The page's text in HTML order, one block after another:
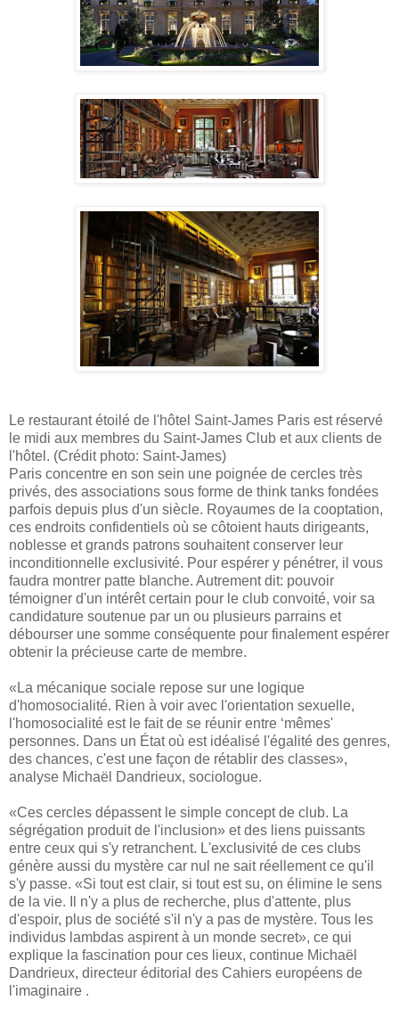
Le restaurant étoilé de l'hôtel Saint-James Paris est réservé
le midi aux membres du Saint-James Club et aux clients de
l'hôtel. (Crédit photo: Saint-James)
Paris concentre en son sein une poignée de cercles très
privés, des associations sous forme de think tanks fondées
parfois depuis plus d'un siècle. Royaumes de la cooptation,
ces endroits confidentiels où se côtoient hauts dirigeants,
noblesse et grands patrons souhaitent conserver leur
inconditionnelle exclusivité. Pour espérer y pénétrer, il vous
faudra montrer patte blanche. Autrement dit: pouvoir
témoigner d'un intérêt certain pour le club convoité, voir sa
candidature soutenue par un ou plusieurs parrains et
débourser une somme conséquente pour finalement espérer
obtenir la précieuse carte de membre.
«La mécanique sociale repose sur une logique
d'homosocialité. Rien à voir avec l'orientation sexuelle,
l'homosocialité est le fait de se réunir entre ‘mêmes'
personnes. Dans un État où est idéalisé l'égalité des genres,
des chances, c'est une façon de rétablir des classes»,
analyse Michaël Dandrieux, sociologue.
«Ces cercles dépassent le simple concept de club. La
ségrégation produit de l'inclusion» et des liens puissants
entre ceux qui s'y retranchent. L'exclusivité de ces clubs
génère aussi du mystère car nul ne sait réellement ce qu'il
s'y passe. «Si tout est clair, si tout est su, on élimine le sens
de la vie. Il n'y a plus de recherche, plus d'attente, plus
d'espoir, plus de société s'il n'y a pas de mystère. Tous les
individus lambdas aspirent à un monde secret», ce qui
explique la fascination pour ces lieux, continue Michaël
Dandrieux, directeur éditorial des Cahiers européens de
l'imaginaire .